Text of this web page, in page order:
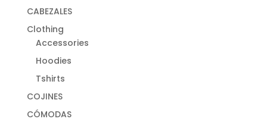
CABEZALES
Clothing
Accessories
Hoodies
Tshirts
COJINES
CÓMODAS